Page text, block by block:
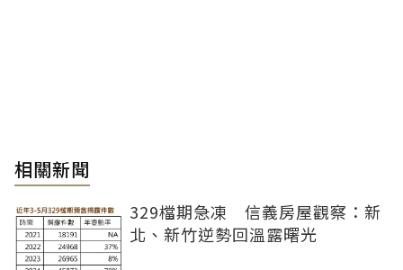
相關新聞
329檔期急凍 信義房屋觀察：新
北、新竹逆勢回溫露曙光